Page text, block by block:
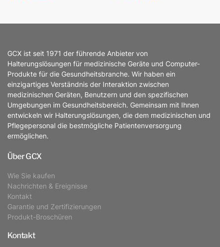
GCX ist seit 1971 der führende Anbieter von
Halterungslösungen für medizinische Geräte und Computer-
Produkte für die Gesundheitsbranche. Wir haben ein
einzigartiges Verständnis der Interaktion zwischen
medizinischen Geräten, Benutzern und den spezifischen
Umgebungen im Gesundheitsbereich. Gemeinsam mit Ihnen
entwickeln wir Halterungslösungen, die dem medizinischen und
Pflegepersonal die bestmögliche Patientenversorgung
ermöglichen.
Über GCX
Wie Sie kaufen
Nachrichten & Ereignisse
Kontakt
Garantie und Zertifizierungen
Produkt-Broschüren
Kontakt